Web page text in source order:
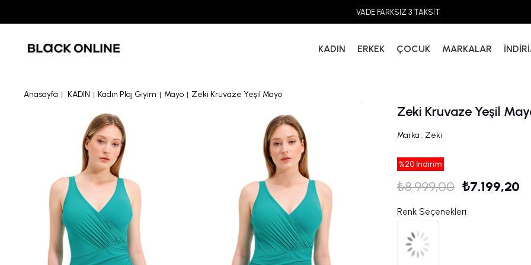
VADE FARKSIZ 3 TAKSİT
KADIN ERKEK ÇOCUK MARKALAR
Anasayfa KADIN Kadın Plaj Giyim Mayo Zeki Kruvaze Yeşil Mayo
Zeki Kruvaze Yeşil
Marka : Zeki
%20 İndirim
₺8.999,00 ₺7.199,20
Renk Seçenekleri